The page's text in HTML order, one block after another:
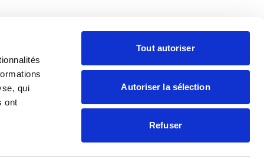
qui
ont
Tout autoriser
Autoriser la sélection
Refuser
Presse
légalesPolitique de confidentialitéSite internet créé parAdveris